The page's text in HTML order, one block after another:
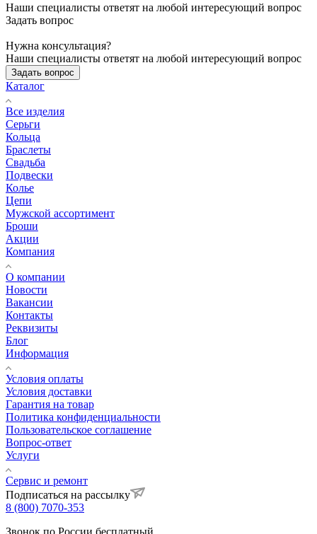
Наши специалисты ответят на любой интересующий вопрос
Задать вопрос
Нужна консультация?
Наши специалисты ответят на любой интересующий вопрос
Задать вопрос
Каталог
Все изделия
Серьги
Кольца
Браслеты
Свадьба
Подвески
Колье
Цепи
Мужской ассортимент
Броши
Акции
Компания
О компании
Новости
Вакансии
Контакты
Реквизиты
Блог
Информация
Условия оплаты
Условия доставки
Гарантия на товар
Политика конфиденциальности
Пользовательское соглашение
Вопрос-ответ
Услуги
Сервис и ремонт
Подписаться на рассылку
8 (800) 7070-353
Звонок по России бесплатный